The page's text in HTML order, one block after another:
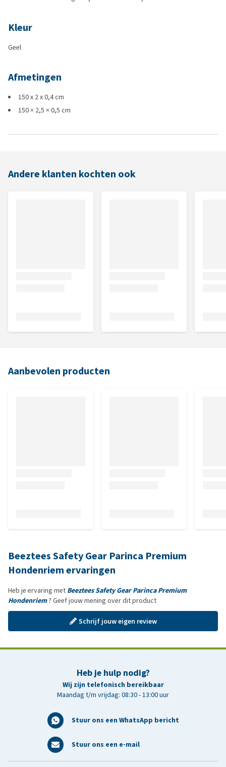
Kleur
Geel
Afmetingen
150 x 2 x 0,4 cm
150 × 2,5 × 0,5 cm
Andere klanten kochten ook
Aanbevolen producten
Beeztees Safety Gear Parinca Premium
Hondenriem ervaringen
Heb je ervaring met Beeztees Safety Gear Parinca Premium
Hondenriem? Geef jouw mening over dit product
Schrijf jouw eigen review
Heb je hulp nodig?
Wij zijn telefonisch bereikbaar
Maandag t/m vrijdag: 08:30 - 13:00 uur
Stuur ons een WhatsApp bericht
Stuur ons een e-mail